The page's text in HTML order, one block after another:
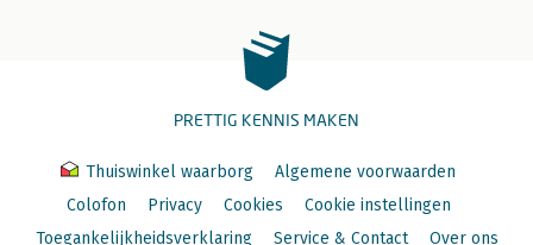
PRETTIG KENNIS MAKEN
Thuiswinkel waarborg
Algemene voorwaarden
Colofon
Privacy Cookies
Cookie instellingen
Toegankelijkheidsverklaring
Service & Contact Over ons